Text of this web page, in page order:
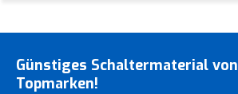
Günstiges Schaltermaterial von
Topmarken!